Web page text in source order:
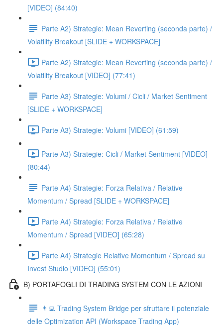
[VIDEO] (84:40)
Parte A2) Strategie: Mean Reverting (seconda parte) /
Volatility Breakout [SLIDE + WORKSPACE]
Parte A2) Strategie: Mean Reverting (seconda parte) /
Volatility Breakout [VIDEO] (77:41)
Parte A3) Strategie: Volumi / Cicli / Market Sentiment
[SLIDE + WORKSPACE]
Parte A3) Strategie: Volumi [VIDEO] (61:59)
Parte A3) Strategie: Cicli / Market Sentiment [VIDEO]
(80:44)
Parte A4) Strategie: Forza Relativa / Relative
Momentum / Spread [SLIDE + WORKSPACE]
Parte A4) Strategie: Forza Relativa / Relative
Momentum / Spread [VIDEO] (65:28)
Parte A4) Strategie Relative Momentum / Spread su
Invest Studio [VIDEO] (55:01)
B) PORTAFOGLI DI TRADING SYSTEM CON LE AZIONI
👨‍💻 Trading System Bridge per sfruttare il potenziale
delle Optimization API (Workspace Trading App)